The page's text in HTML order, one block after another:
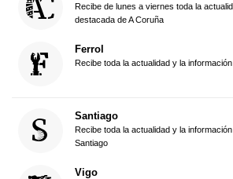
Recibe de lunes a viernes toda la
destacada de A Coruña
Ferrol
Recibe toda la actualidad y la
Santiago
Recibe toda la actualidad y la
Santiago
Vigo